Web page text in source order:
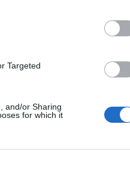
Targeted
and/or Sharing
for which it
την περιοχή που
(gel) λεβάντας με
την